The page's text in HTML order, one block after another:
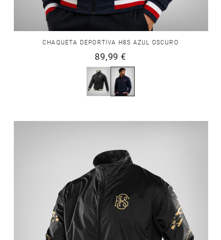
CHAQUETA DEPORTIVA H8S AZUL OSCURO
89,99 €